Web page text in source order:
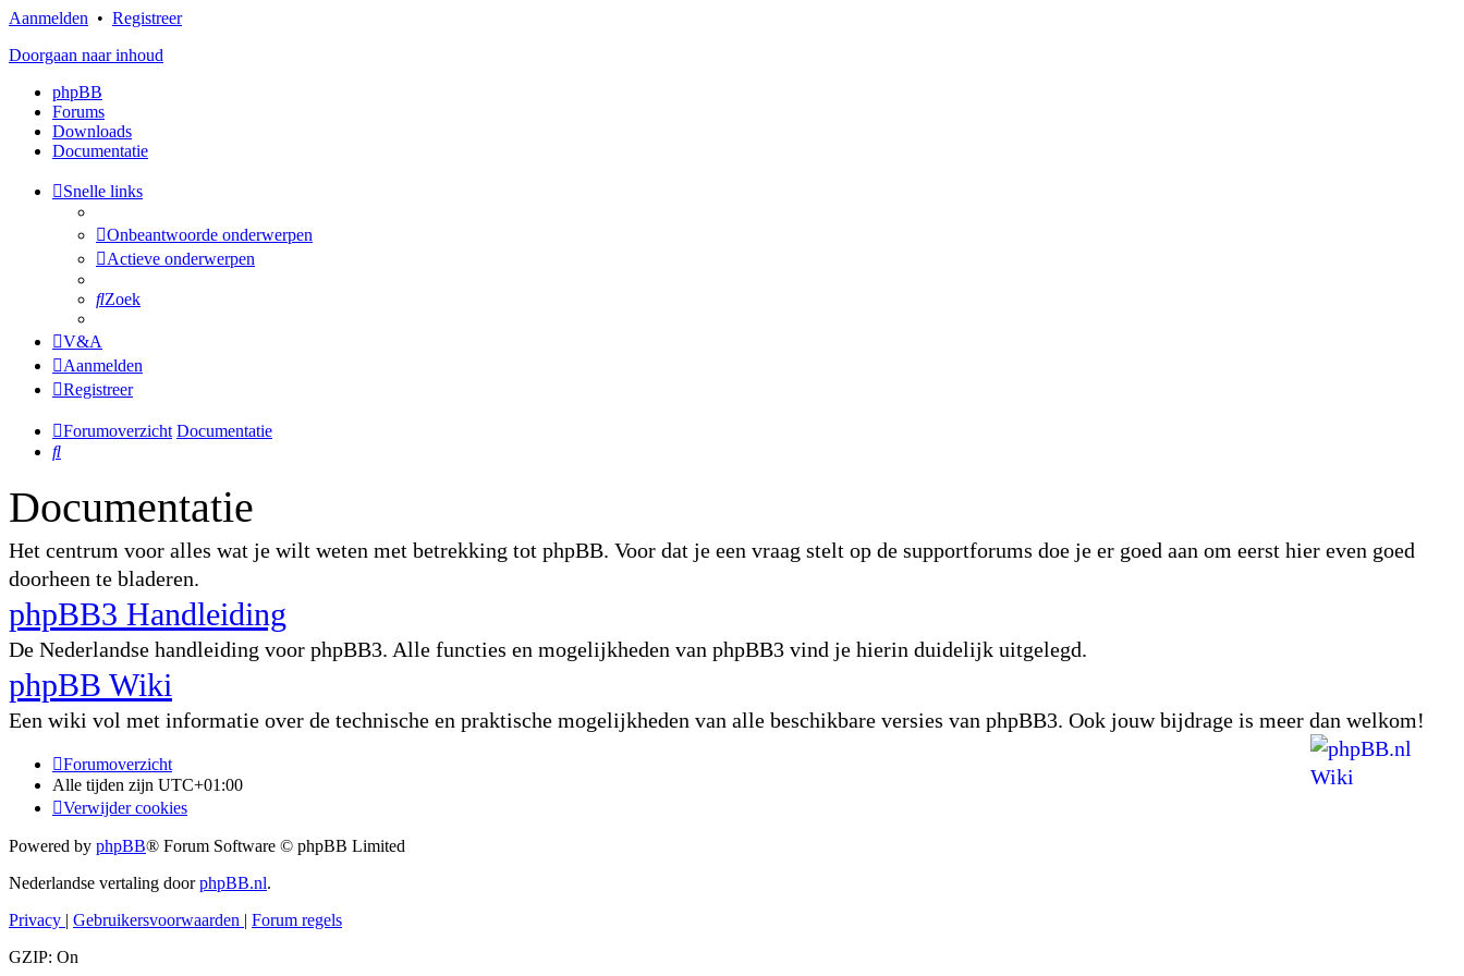
Aanmelden • Registreer
Doorgaan naar inhoud
phpBB
Forums
Downloads
Documentatie
Snelle links
Onbeantwoorde onderwerpen
Actieve onderwerpen
Zoek
V&A
Aanmelden
Registreer
Forumoverzicht Documentatie
Zoek
Documentatie
Het centrum voor alles wat je wilt weten met betrekking tot phpBB. Voor dat je een vraag stelt op de supportforums doe je er goed aan om eerst hier even goed
doorheen te bladeren.
phpBB3 Handleiding
De Nederlandse handleiding voor phpBB3. Alle functies en mogelijkheden van phpBB3 vind je hierin duidelijk uitgelegd.
phpBB Wiki
Een wiki vol met informatie over de technische en praktische mogelijkheden van alle beschikbare versies van phpBB3. Ook jouw bijdrage is meer dan welkom!
Forumoverzicht
Alle tijden zijn UTC+01:00
Verwijder cookies
Powered by phpBB® Forum Software © phpBB Limited
Nederlandse vertaling doorphpBB.nl.
Privacy | Gebruikersvoorwaarden | Forum regels
GZIP: On